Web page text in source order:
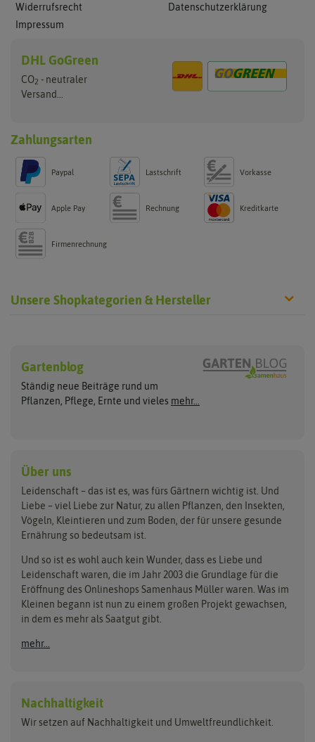
Widerrufsrecht
Impressum
Datenschutzerklärung
DHL GoGreen
CO2 - neutraler
Versand...
Zahlungsarten
Paypal Lastschrift Vorkasse
Apple Pay Rechnung Kreditkarte
Firmenrechnung
Unsere Shopkategorien & Hersteller
Exotische Samen
Gemüsesamen
Gründünger
Kräutersamen
Obstsamen
Pilzbrut
Rasensamen
Steckzwiebeln
Zimmer & Kübelpflanzen
Kataloge
Schnäppchen
Anzucht & Gartenzubehör
Anzuchtschalen
Heizmatte & Heizkabel
Kokos-Quelltabletten
Arche Noah
ASB Greenworld
Benary
Bingenheimer Saatgut
BioBalu
Bionana
BIOWOL
Blumicorn
Bûten Birds
Carl Pabst
Clever Pots
COMPO
Dürr-Samen
elho
Feldsaaten Freudenberger
Fertil
Flora Elite
Florissa Hortitops
Gartenblog
Ständig neue Beiträge rund um
Pflanzen, Pflege, Ernte und vieles mehr...
Über uns
Leidenschaft – das ist es, was fürs Gärtnern wichtig ist. Und
Liebe – viel Liebe zur Natur, zu allen Pflanzen, den Insekten,
Vögeln, Kleintieren und zum Boden, der für unsere gesunde
Ernährung so bedeutsam ist.
Und so ist es wohl auch kein Wunder, dass es Liebe und
Leidenschaft waren, die im Jahr 2003 die Grundlage für die
Eröffnung des Onlineshops Samenhaus Müller waren. Was im
Kleinen begann ist nun zu einem großen Projekt gewachsen,
in dem es mehr als Saatgut gibt.
mehr...
Nachhaltigkeit
Wir setzen auf Nachhaltigkeit und Umweltfreundlichkeit.